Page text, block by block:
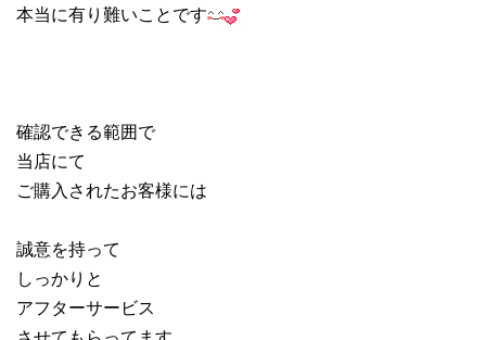
本当に有り難いことです
確認できる範囲で
当店にて
ご購入されたお客様には
誠意を持って
しっかりと
アフターサービス